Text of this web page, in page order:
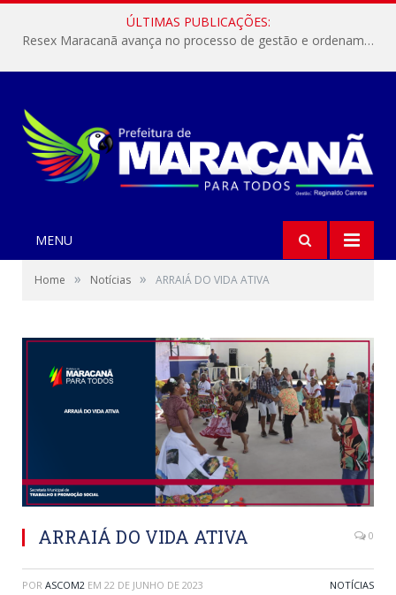
ÚLTIMAS PUBLICAÇÕES:
Resex Maracanã avança no processo de gestão e ordenamento do turismo em nossas áreas protegidas.
MENU
Home » Notícias » ARRAIÁ DO VIDA ATIVA
ARRAIÁ DO VIDA ATIVA 0
POR ASCOM2 EM 22 DE JUNHO DE 2023 NOTÍCIAS